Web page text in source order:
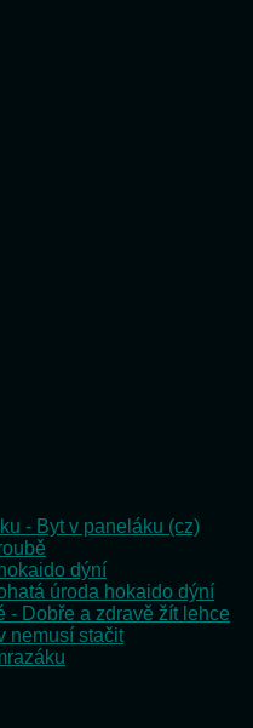
- Byt v paneláku (cz)
dýní
úroda hokaido dýní
- Dobře a zdravě žít lehce
nemusí stačit